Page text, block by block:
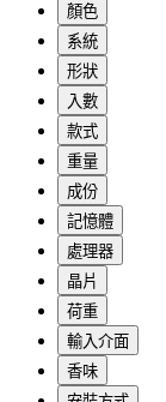
顏色
系統
形狀
入數
款式
重量
成份
記憶體
處理器
晶片
荷重
輸入介面
香味